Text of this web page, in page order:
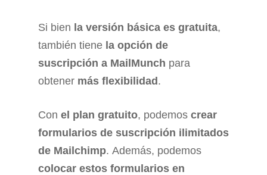
Si bien la versión básica es gratuita,
también tiene la opción de
suscripción a MailMunch para
obtener más flexibilidad.
Con el plan gratuito, podemos crear
formularios de suscripción ilimitados
de Mailchimp. Además, podemos
colocar estos formularios en